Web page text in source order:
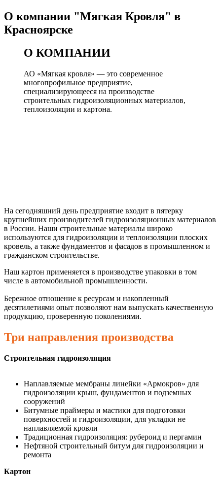
О компании "Мягкая Кровля" в
Красноярске
О КОМПАНИИ
АО «Мягкая кровля» — это современное
многопрофильное предприятие,
специализирующееся на производстве
строительных гидроизоляционных материалов,
теплоизоляции и картона.
На сегодняшний день предприятие входит в пятерку
крупнейших производителей гидроизоляционных материалов
в России. Наши строительные материалы широко
используются для гидроизоляции и теплоизоляции плоских
кровель, а также фундаментов и фасадов в промышленном и
гражданском строительстве.
Наш картон применяется в производстве упаковки в том
числе в автомобильной промышленности.
Бережное отношение к ресурсам и накопленный
десятилетиями опыт позволяют нам выпускать качественную
продукцию, проверенную поколениями.
Три направления производства
Строительная гидроизоляция
Наплавляемые мембраны линейки «Армокров» для
гидроизоляции крыш, фундаментов и подземных
сооружений
Битумные праймеры и мастики для подготовки
поверхностей и гидроизоляции, для укладки не
наплавляемой кровли
Традиционная гидроизоляция: рубероид и пергамин
Нефтяной строительный битум для гидроизоляции и
ремонта
Картон